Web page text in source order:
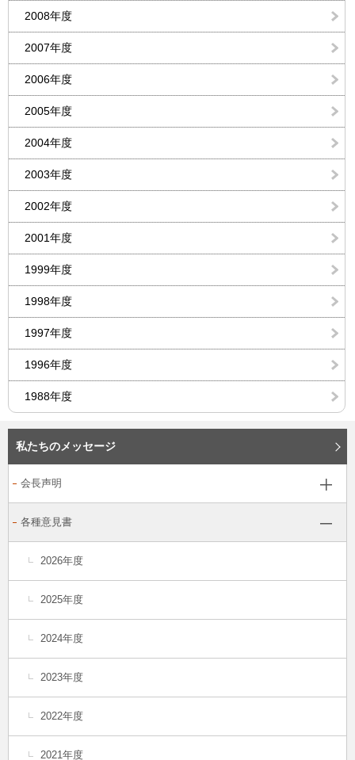
2008年度
2007年度
2006年度
2005年度
2004年度
2003年度
2002年度
2001年度
1999年度
1998年度
1997年度
1996年度
1988年度
私たちのメッセージ
会長声明
各種意見書
2026年度
2025年度
2024年度
2023年度
2022年度
2021年度